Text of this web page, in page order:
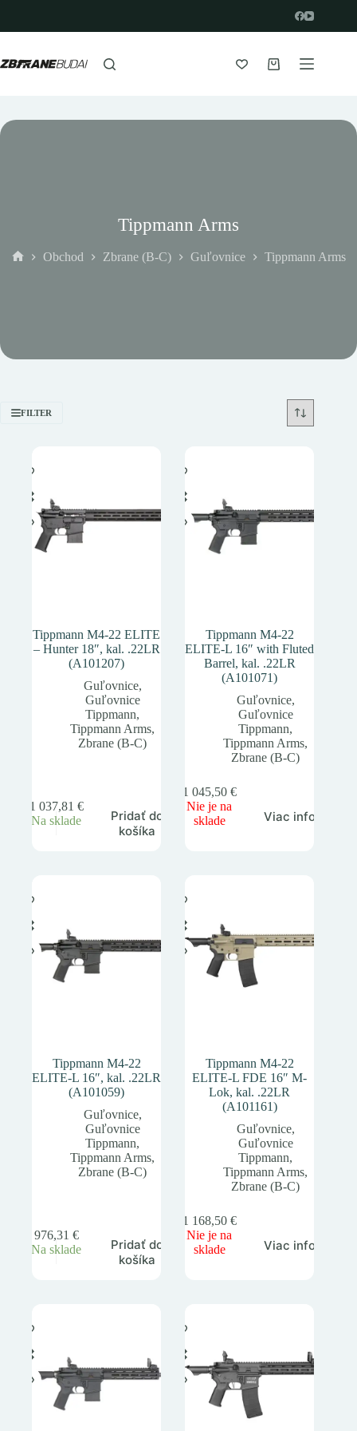
obsah
Nákupný
Tippmann Arms
Obchod Zbrane (B-C) Guľovnice Tippmann Arms
FILTER
Tippmann M4-22 ELITE
– Hunter 18″, kal. .22LR
(A101207)
Guľovnice,
Guľovnice
Tippmann,
Tippmann Arms,
Zbrane (B-C)
1 037,81 €
Na sklade
Pridať do
košíka
Tippmann M4-22
ELITE-L 16″ with Fluted
Barrel, kal. .22LR
(A101071)
Guľovnice,
Guľovnice
Tippmann,
Tippmann Arms,
Zbrane (B-C)
1 045,50 €
Nie je na
sklade
Viac info
Tippmann M4-22
ELITE-L 16″, kal. .22LR
(A101059)
Guľovnice,
Guľovnice
Tippmann,
Tippmann Arms,
Zbrane (B-C)
976,31 €
Na sklade
Pridať do
košíka
Tippmann M4-22
ELITE-L FDE 16″ M-
Lok, kal. .22LR
(A101161)
Guľovnice,
Guľovnice
Tippmann,
Tippmann Arms,
Zbrane (B-C)
1 168,50 €
Nie je na
sklade
Viac info